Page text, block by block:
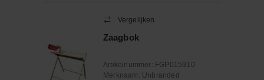
Vergelijken
Zaagbok
Artikelnummer: FGP015910
Merknaam: Unbranded